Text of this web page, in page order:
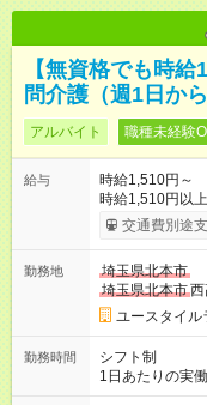
【無資格でも時
問介護（週1日か
アルバイト 職種未経験
給与
時給1,510円～
時給1,510円以
考慮して決定します 【収入例】 週1回勤務の場合
間×4回=4万8,320円 週3回勤務の場合：1,510円
1,600円 【試用期間】試用期間あり 試用期間の長さ：2ヶ月
※ 雇用形態と給
形態：本採用時
交通費別途
勤務地
埼玉県北本市
埼玉県北本市西
ユースタイル
勤務時間
シフト制
1日あたりの実
の間で8時間勤務（休憩